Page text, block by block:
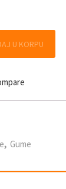
U KORPU
, Gume